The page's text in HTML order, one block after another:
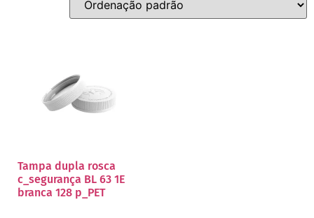
Tampa dupla rosca
c_segurança BL 63 1E
branca 128 p_PET